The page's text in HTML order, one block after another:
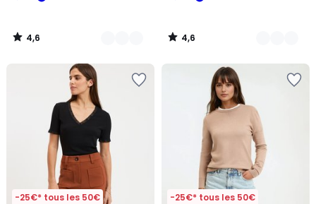
4,6
/
4,6
/
-25€* tous les 50€ -25€* tous les 50€